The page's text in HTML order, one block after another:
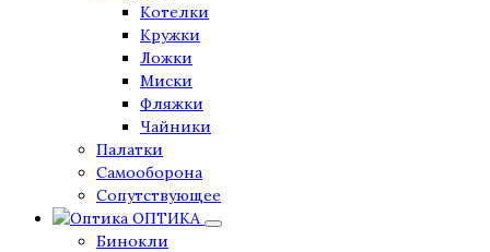
Котелки
Кружки
Ложки
Миски
Фляжки
Чайники
Палатки
Самооборона
Сопутствующее
ОПТИКА
Бинокли